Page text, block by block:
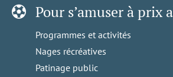
Pour s’amuser à prix
Programmes et activités
Nages récréatives
Patinage public